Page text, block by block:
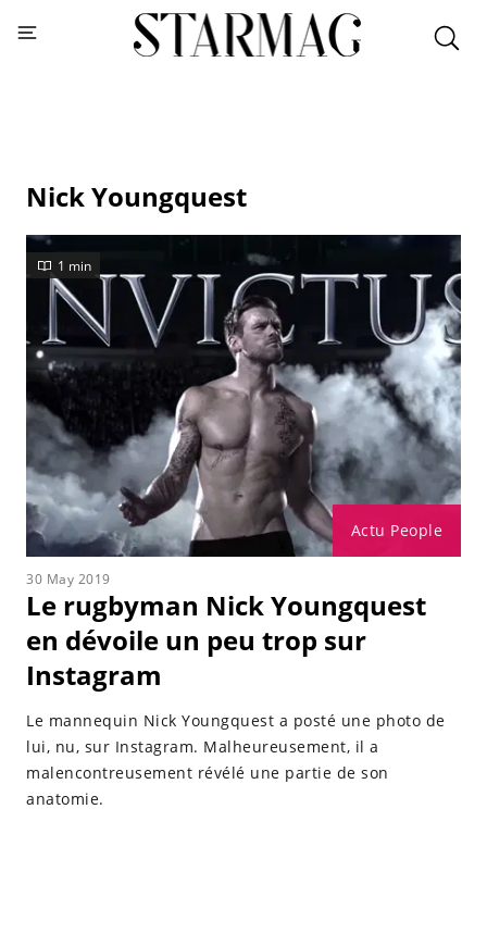
Nick Youngquest
Actu People
1 min
30 May 2019
Le rugbyman Nick Youngquest
en dévoile un peu trop sur
Instagram
Le mannequin Nick Youngquest a posté une photo de
lui, nu, sur Instagram. Malheureusement, il a
malencontreusement révélé une partie de son
anatomie.